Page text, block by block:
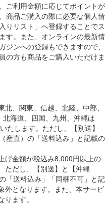
ご利用金額に応じてポイントが
商品ご購入の際に必要な個人情
りリスト」へ登録することでス
す。また、オンラインの最新情
ンへの登録もできますので、
の方も商品をご購入いただけま
、関東、信越、北陸、中部、
海道、四国、九州、沖縄は
たします。ただし、【別送】
産直）の「送料込み」と記載の
げ金額が税込み8,000円以上の
ただし、【別送】と【沖縄
「送料込み」「同梱不可」と記
外となります。また、本サービ
ます。